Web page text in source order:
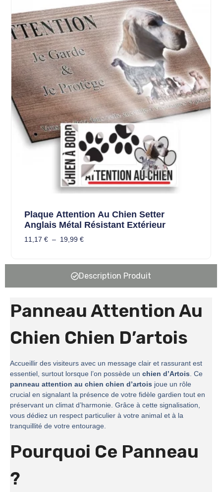
Plaque Attention Au Chien Setter
Anglais Métal Résistant Extérieur
11,17 € – 19,99 €
Description Produit
Panneau Attention Au
Chien Chien D’artois
Accueillir des visiteurs avec un message clair et rassurant est
essentiel, surtout lorsque l’on possède un chien d’Artois. Ce
panneau attention au chien chien d’artois joue un rôle
crucial en signalant la présence de votre fidèle gardien tout en
préservant un climat d’harmonie. Grâce à cette signalisation,
vous dédiez un respect particulier à votre animal et à la
tranquillité de votre entourage.
Pourquoi Ce Panneau
?